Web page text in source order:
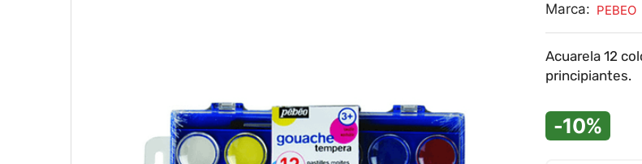
Marca: PEBEO
Acuarela 12
principiantes.
-10%
10. calculadora